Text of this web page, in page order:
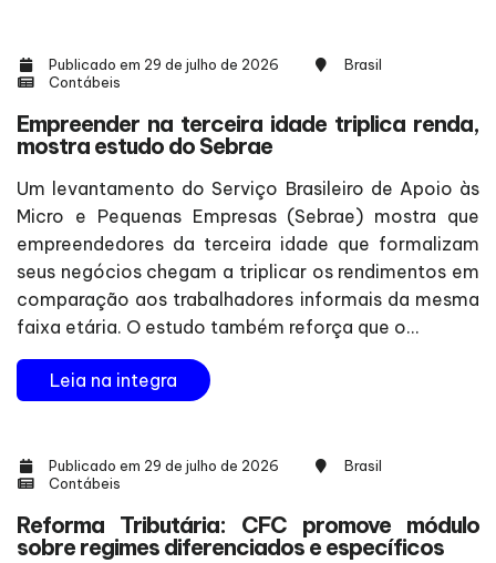
Publicado em 29 de julho de 2026
Brasil
Contábeis
Empreender na terceira idade triplica renda,
mostra estudo do Sebrae
Um levantamento do Serviço Brasileiro de Apoio às
Micro e Pequenas Empresas (Sebrae) mostra que
empreendedores da terceira idade que formalizam
seus negócios chegam a triplicar os rendimentos em
comparação aos trabalhadores informais da mesma
faixa etária. O estudo também reforça que o...
Leia na integra
Publicado em 29 de julho de 2026
Brasil
Contábeis
Reforma Tributária: CFC promove módulo
sobre regimes diferenciados e específicos